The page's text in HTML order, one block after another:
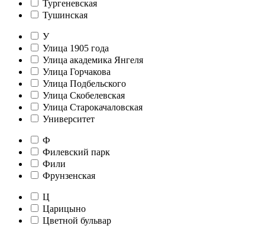
Тургеневская
Тушинская
У
Улица 1905 года
Улица академика Янгеля
Улица Горчакова
Улица Подбельского
Улица Скобелевская
Улица Старокачаловская
Университет
Ф
Филевский парк
Фили
Фрунзенская
Ц
Царицыно
Цветной бульвар